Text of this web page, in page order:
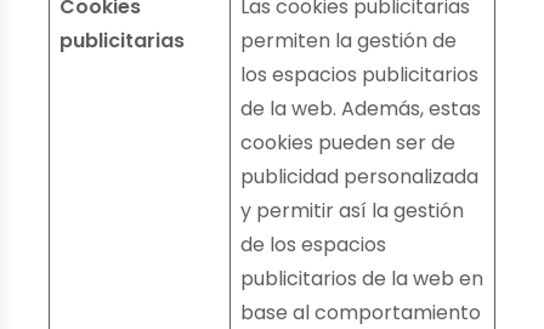
Cookies
publicitarias
Las cookies publicitarias
permiten la gestión de
los espacios publicitarios
de la web. Además, estas
cookies pueden ser de
publicidad personalizada
y permitir así la gestión
de los espacios
publicitarios de la web en
base al comportamiento